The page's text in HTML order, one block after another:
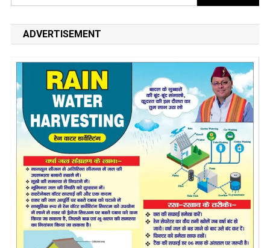
for:
ADVERTISEMENT